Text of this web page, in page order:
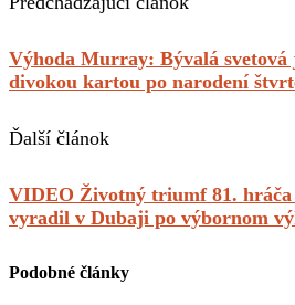
Výhoda Murray: Bývalá svetová
divokou kartou po narodení
Ďalší článok
VIDEO Životný triumf 81. hráča
vyradil v Dubaji po výbornom
Podobné články